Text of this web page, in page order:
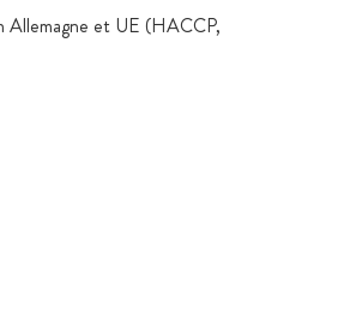
Allemagne et UE (HACCP,
alimentaires